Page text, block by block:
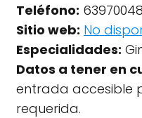
Teléfono:
Sitio web: No
Especialidades:
Datos a tener en
entrada accesible
requerida.